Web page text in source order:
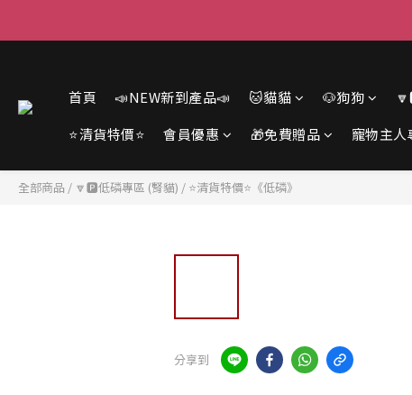
首頁 📣NEW新到產品📣 🐱貓貓 🐶狗狗
⭐清貨特價⭐
會員優惠 🎁免費贈品 寵物主人
全部商品 / 🔽🅿️低磷專區 (腎貓) / ⭐清貨特價⭐《低磷》
分享到